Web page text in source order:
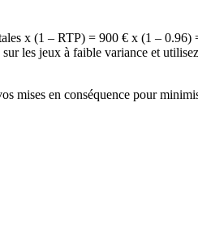
x (1 – RTP) = 900 € x (1 – 0.96)
les jeux à faible variance et
mises en conséquence pour